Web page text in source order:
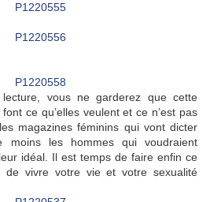
vous ne garderez que cette
ce qu’elles veulent et ce n’est pas
magazines féminins qui vont dicter
moins les hommes qui voudraient
idéal. Il est temps de faire enfin ce
vivre votre vie et votre sexualité